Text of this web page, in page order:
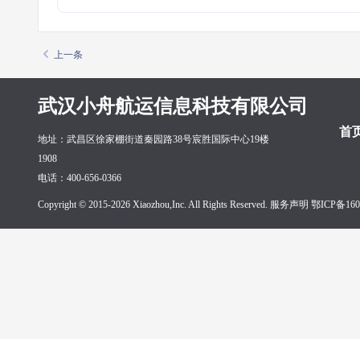
上一条
武汉小舟航运信息科技有限公司
首
地址：武昌区徐家棚街道秦园路38号宸胜国际中心19楼
1908
电话：400-656-0366
Copyright © 2015-2026 Xiaozhou,Inc. All Rights Reserved. 服务声明 鄂ICP备